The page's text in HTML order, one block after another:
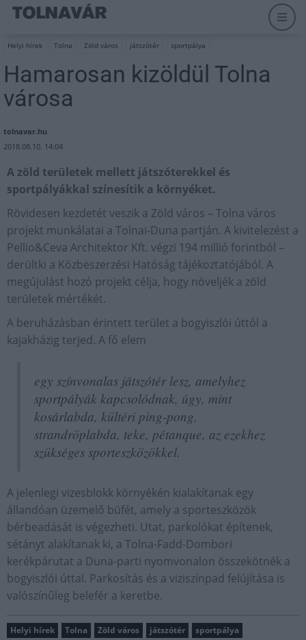
Helyi hírek Tolna Zöld város játszótér sportpálya
Hamarosan kizöldül Tolna
városa
tolnavar.hu
2018.08.10. 14:04
A zöld területek mellett játszóterekkel és
sportpályákkal színesítik a környéket.
Rövidesen kezdetét veszik a Zöld város – Tolna város
projekt munkálatai a Tolnai-Duna partján. A kivitelezést a
Pellio&Ceva Architektor Kft. végzi 194 millió forintból –
derültki a Közbeszerzési Hatóság tájékoztatójából. A
megújulást hozó projekt célja, hogy növeljék a zöld
területek mértékét.
A beruházásban érintett terület a bogyiszlói úttól a
kajakházig terjed. A fő elem
egy színvonalas játszótér lesz, amelyhez
sportpályák kapcsolódnak, úgy, mint
kosárlabda, kültéri ping-pong,
strandröplabda, teke, pétanque, az ezekhez
szükséges sporteszközökkel.
A jelenlegi vizesblokk környékén kialakítanak egy
állandóan üzemelő büfét, amely a sporteszközök
bérbeadását is végezheti. Utat, parkolókat építenek,
sétányt alakítanak ki, a Tolna-Fadd-Dombori
kerékpárutat a Duna-parti nyomvonalon összekötnék a
bogyiszlói úttal. Parkosítás és a viziszínpad felújítása is
valószínűleg belefér a keretbe.
Helyi hírek Tolna Zöld város játszótér sportpálya